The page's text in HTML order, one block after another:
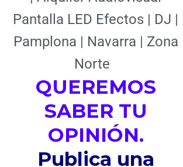
Pantalla LED Efectos | DJ |
Pamplona | Navarra | Zona
Norte
QUEREMOS
SABER TU
OPINIÓN.
Publica una
Localidad
Nombre
Email